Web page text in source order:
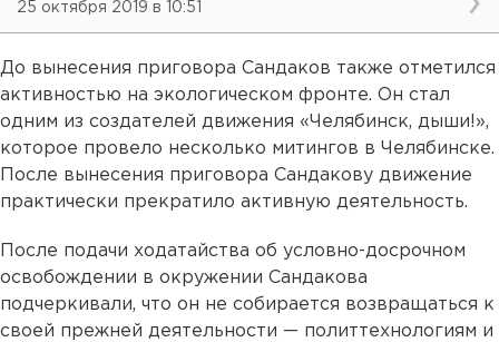
25 октября 2019 в 10:51
До вынесения приговора Сандаков также отметился
активностью на экологическом фронте. Он стал
одним из создателей движения «Челябинск, дыши!»,
которое провело несколько митингов в Челябинске.
После вынесения приговора Сандакову движение
практически прекратило активную деятельность.
После подачи ходатайства об условно-досрочном
освобождении в окружении Сандакова
подчеркивали, что он не собирается возвращаться к
своей прежней деятельности — политтехнологиям и